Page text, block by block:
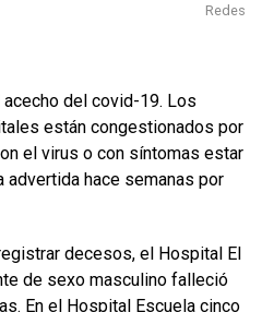
Redes
del covid-19. Los
están congestionados por
el virus o con síntomas estar
hace semanas por
decesos, el Hospital El
de sexo masculino falleció
En el Hospital Escuela cinco